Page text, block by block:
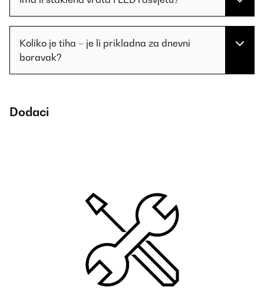
Koliko je tiha – je li prikladna za dnevni
boravak?
Dodaci